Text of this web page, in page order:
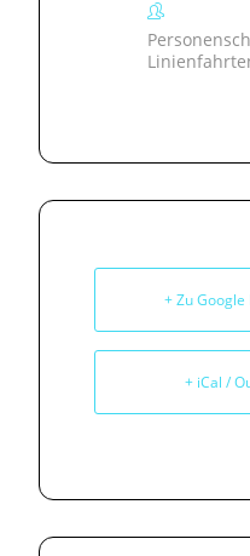
+ Zu
+ iCal /